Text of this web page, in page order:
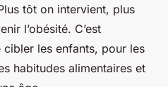
tôt on intervient, plus
l’obésité. C’est
les enfants, pour les
habitudes alimentaires et